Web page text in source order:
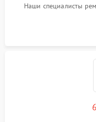
Наши специалисты